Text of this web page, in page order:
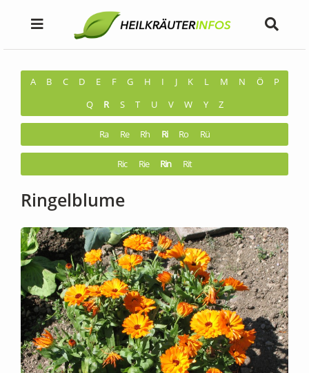
A B C D E F G H I J K L M N Ö
P
Q
R S T U V W Y Z
Ra Re Rh Ri Ro Rü
Ric Rie Rin Rit
Ringelblume